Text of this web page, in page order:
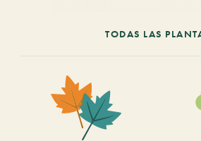
TODAS LAS